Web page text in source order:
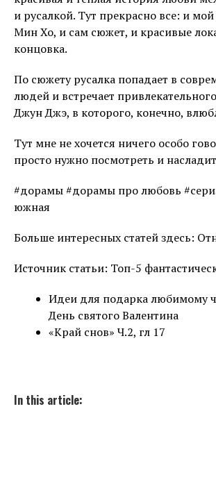
и русалкой. Тут прекрасно все: и
Мин Хо, и сам сюжет, и красивые
концовка.
По сюжету русалка попадает в
людей и встречает
Джун Джэ, в которого, конечно,
Тут мне не хочется ничего особо
просто нужно посмотреть и
#дорамы #дорамы про любовь
южная
Больше интересных статей здесь:
Источник статьи: Топ-5
Идеи для подарка любимому
День святого Валентина
«Край снов» Ч.2, гл 17
In this article: